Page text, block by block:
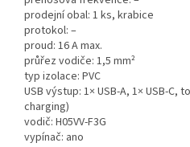
prodejní obal: 1 ks, krabice
protokol: –
proud: 16 A max.
průřez vodiče: 1,5 mm²
typ izolace: PVC
USB výstup: 1× USB-A, 1× USB-C,
charging)
vodič: H05VV-F3G
vypínač: ano